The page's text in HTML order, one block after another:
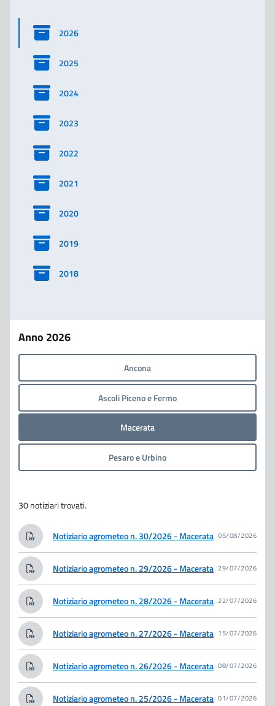
2026
2025
2024
2023
2022
2021
2020
2019
2018
Anno 2026
Ancona
Ascoli Piceno e Fermo
Macerata
Pesaro e Urbino
30 notiziari trovati.
Notiziario agrometeo n. 30/2026 - Macerata 05/08/2026
Notiziario agrometeo n. 29/2026 - Macerata 29/07/2026
Notiziario agrometeo n. 28/2026 - Macerata 22/07/2026
Notiziario agrometeo n. 27/2026 - Macerata 15/07/2026
Notiziario agrometeo n. 26/2026 - Macerata 08/07/2026
Notiziario agrometeo n. 25/2026 - Macerata 01/07/2026